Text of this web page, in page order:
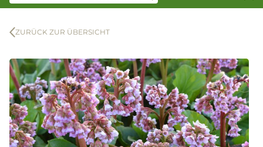
ZURÜCK ZUR ÜBERSICHT